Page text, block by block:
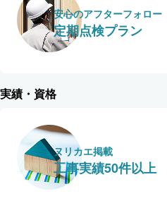
安心のアフターフォロー
定期点検プラン
実績・資格
ヌリカエ掲載
工事実績50件以上